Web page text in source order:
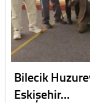
Bilecik
Eskişehir…